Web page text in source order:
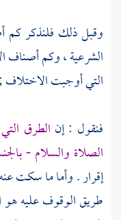
وقبل ذلك فلنذكر كم
الشرعية ، وكم أصناف
التي أوجبت الاختلاف
فنقول : إن الطرق
الصلاة والسلام -
إقرار . وأما ما سكت
طريق الوقوف عليه هو